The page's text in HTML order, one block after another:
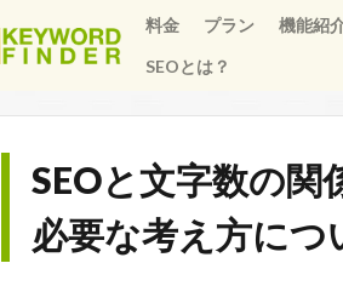
料金 プラン 機能紹
SEOとは？
SEOと文字数の関
必要な考え方につ